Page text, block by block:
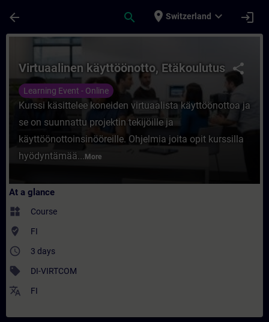
arrow_back search place Switzerland expand_more login
Course - Virtuaalinen käyttöönotto,
share
Virtuaalinen käyttöönotto, Etäkoulutus
Learning Event - Online
Kurssi käsittelee koneiden virtuaalista käyttöönottoa ja
se on suunnattu projektin tekijöille ja
käyttöönottoinsinööreille. Ohjelmia joita opit kurssilla
hyödyntämää... More
At a glance
widgets Course
where_to_vote FI
access_time 3 days
sell DI-VIRTCOM
translate FI